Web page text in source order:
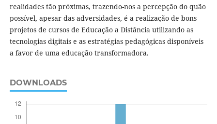
realidades tão próximas, trazendo-nos a percepção do quão
possível, apesar das adversidades, é a realização de bons
projetos de cursos de Educação a Distância utilizando as
tecnologias digitais e as estratégias pedagógicas disponíveis
a favor de uma educação transformadora.
DOWNLOADS